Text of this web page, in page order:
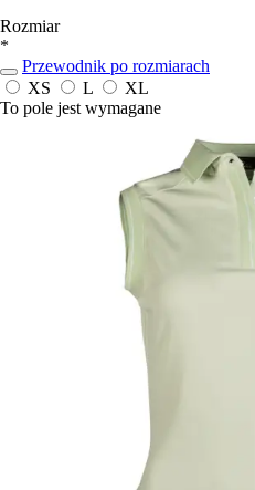
Rozmiar
*
Przewodnik po rozmiarach
XS
L
XL
To pole jest wymagane